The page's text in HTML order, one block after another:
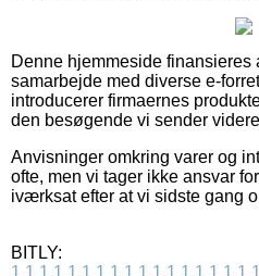
Denne hjemmeside finansieres
samarbejde med diverse e-
introducerer firmaernes
den besøgende vi sender
Anvisninger omkring varer og
ofte, men vi tager ikke ansvar
iværksat efter at vi sidste gang
BITLY:
1 1 1 1 1 1 1 1 1 1 1 1 1 1 1 1 1 1